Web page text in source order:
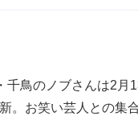
千鳥のノブさんは2月
。お笑い芸人との集